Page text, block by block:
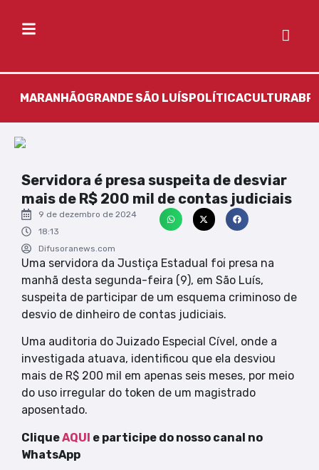
MARANHÃOGRANDE SÃO LUÍSPOLÍTICACULTURA
Servidora é presa suspeita de desviar
mais de R$ 200 mil de contas judiciais
9 de dezembro de 2024
18:13
Difusoranews.com
Uma servidora da Justiça Estadual foi presa na
manhã desta segunda-feira (9), em São Luís,
suspeita de participar de um esquema criminoso de
desvio de dinheiro de contas judiciais.
Uma auditoria do Juizado Especial Cível, onde a
investigada atuava, identificou que ela desviou
mais de R$ 200 mil em apenas seis meses, por meio
do uso irregular do token de um magistrado
aposentado.
CliqueAQUI e participe do nosso canal no
WhatsApp